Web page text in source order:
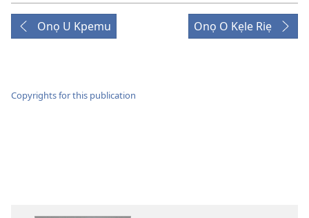
Onọ U Kpemu Onọ O Kẹle Riẹ
Copyrights for this publication